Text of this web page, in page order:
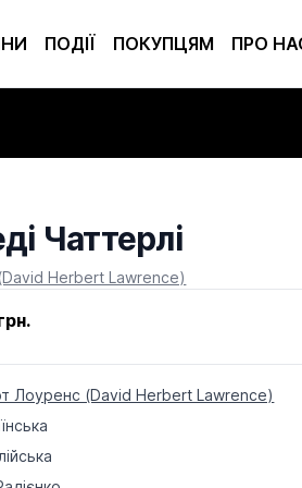
ПОДІЇ ПОКУПЦЯМ ПРО
Чаттерлі
Herbert Lawrence)
Лоуренс (David Herbert Lawrence)